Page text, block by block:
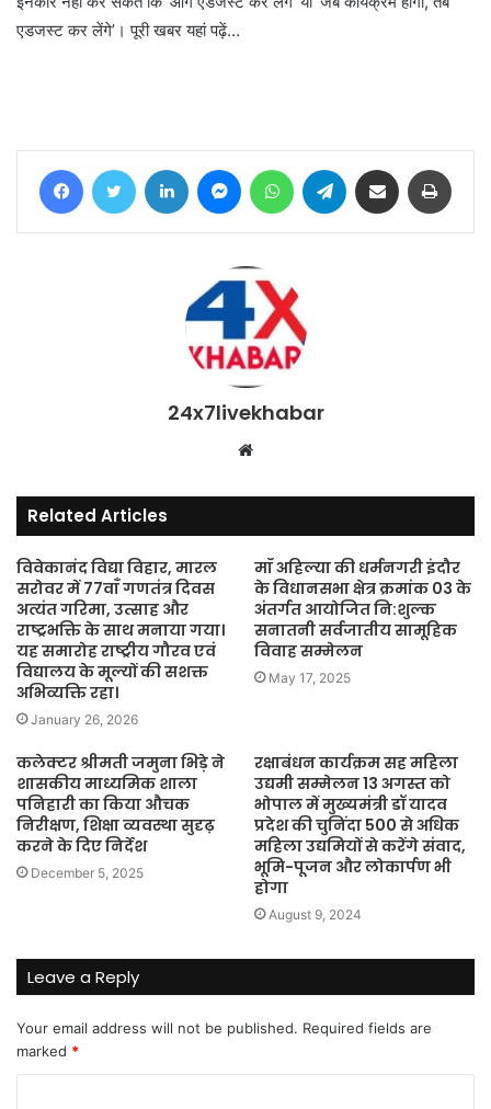
एडजस्ट कर लेंगे’। पूरी खबर यहां पढ़ें…
FacebookTwitter LinkedIn MessengerWhatsAppTelegram Share via Email
24x7livekhabar
Website
Related Articles
विवेकानंद विद्या विहार, मारल
सरोवर में 77वाँ गणतंत्र दिवस
अत्यंत गरिमा, उत्साह और
राष्ट्रभक्ति के साथ मनाया गया।
यह समारोह राष्ट्रीय गौरव एवं
विद्यालय के मूल्यों की सशक्त
अभिव्यक्ति रहा।
January 26, 2026
माँ अहिल्या की धर्मनगरी इंदौर
के विधानसभा क्षेत्र क्रमांक 03 के
अंतर्गत आयोजित नि:शुल्क
सनातनी सर्वजातीय सामूहिक
विवाह सम्मेलन
May 17, 2025
कलेक्टर श्रीमती जमुना भिड़े ने
शासकीय माध्यमिक शाला
पनिहारी का किया औचक
निरीक्षण, शिक्षा व्यवस्था सुदृढ़
करने के दिए निर्देश
December 5, 2025
रक्षाबंधन कार्यक्रम सह महिला
उद्यमी सम्मेलन 13 अगस्त को
भोपाल में मुख्यमंत्री डॉ यादव
प्रदेश की चुनिंदा 500 से अधिक
महिला उद्यमियों से करेंगे संवाद,
भूमि-पूजन और लोकार्पण भी
होगा
August 9, 2024
Leave a Reply
Your email address will not be published. Required fields are
marked *